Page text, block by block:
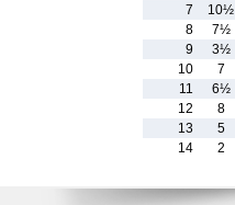
7
10½
8
7½
9
3½
10
7
11
6½
12
8
13
5
14
2